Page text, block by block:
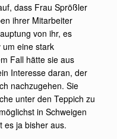
dass Frau Sprößler
ihrer Mitarbeiter
von ihr, es
um eine stark
Fall hätte sie aus
Interesse daran, der
nachzugehen. Sie
unter den Teppich zu
in Schweigen
es ja bisher aus.